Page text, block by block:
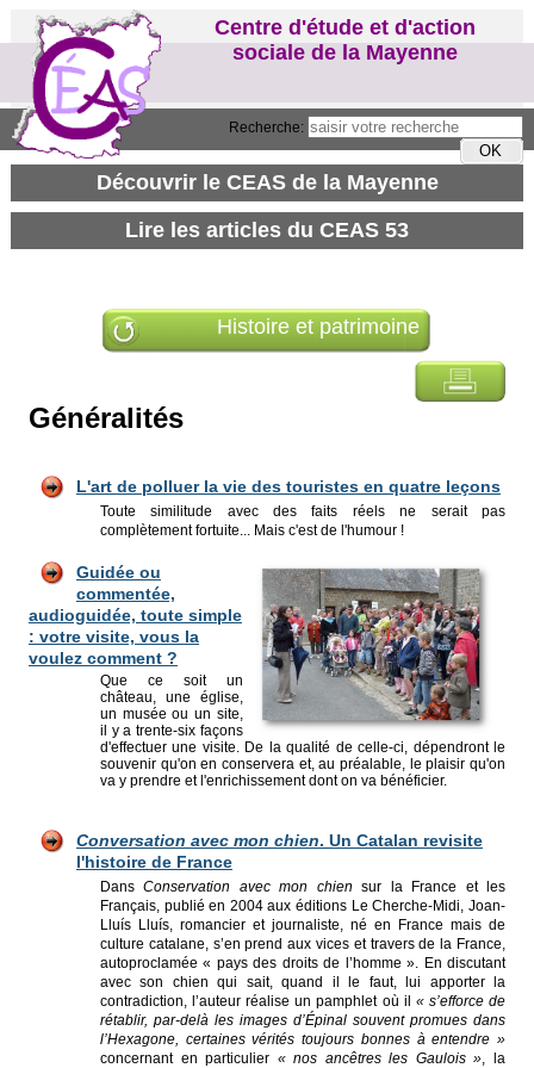
Recherche:
Centre d'étude et d'action
sociale de la Mayenne
Histoire et patrimoine
Généralités
L'art de polluer la vie des touristes en quatre leçons
Toute similitude avec des faits réels ne serait pas
complètement fortuite... Mais c'est de l'humour !
Guidée ou
commentée,
audioguidée, toute simple
: votre visite, vous la
voulez comment ?
Que ce soit un
château, une église,
un musée ou un site,
il y a trente-six façons
d'effectuer une visite. De la qualité de celle-ci, dépendront le
souvenir qu'on en conservera et, au préalable, le plaisir qu'on
va y prendre et l'enrichissement dont on va bénéficier.
Conversation avec mon chien. Un Catalan revisite
l'histoire de France
DansConservation avec mon chien sur la France et les
Français, publié en 2004 aux éditions Le Cherche-Midi, Joan-
Lluís Lluís, romancier et journaliste, né en France mais de
culture catalane, s’en prend aux vices et travers de la France,
autoproclamée « pays des droits de l’homme ». En discutant
avec son chien qui sait, quand il le faut, lui apporter la
contradiction, l’auteur réalise un pamphlet où il « s’efforce de
rétablir, par-delà les images d’Épinal souvent promues dans
l’Hexagone, certaines vérités toujours bonnes à entendre »
concernant en particulier « nos ancêtres les Gaulois » , la